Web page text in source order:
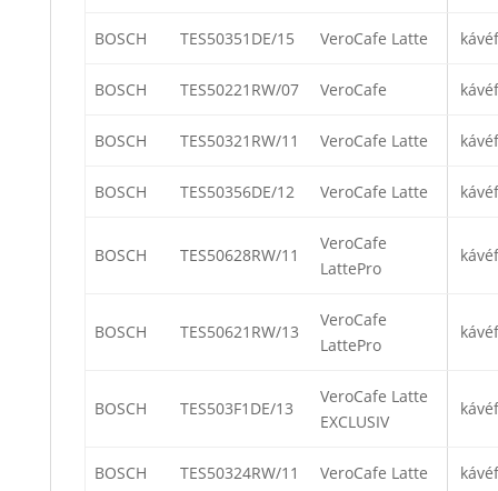
BOSCH TES50351DE/15 VeroCafe Latte
BOSCH TES50221RW/07 VeroCafe
BOSCH TES50321RW/11 VeroCafe Latte
BOSCH TES50356DE/12 VeroCafe Latte
BOSCH TES50628RW/11
VeroCafe
LattePro
BOSCH TES50621RW/13
VeroCafe
LattePro
BOSCH TES503F1DE/13
VeroCafe Latte
EXCLUSIV
BOSCH TES50324RW/11 VeroCafe Latte